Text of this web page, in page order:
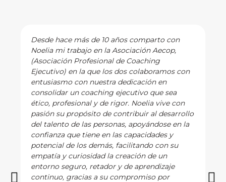
Desde hace más de 10 años comparto con
Noelia mi trabajo en la Asociación Aecop,
(Asociación Profesional de Coaching
Ejecutivo) en la que los dos colaboramos con
entusiasmo con nuestra dedicación en
consolidar un coaching ejecutivo que sea
ético, profesional y de rigor. Noelia vive con
pasión su propósito de contribuir al desarrollo
del talento de las personas, apoyándose en la
confianza que tiene en las capacidades y
potencial de los demás, facilitando con su
empatía y curiosidad la creación de un
entorno seguro, retador y de aprendizaje
continuo, gracias a su compromiso por